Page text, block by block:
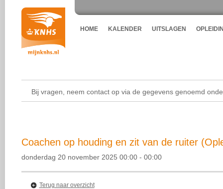
HOME KALENDER UITSLAGEN
Bij vragen, neem contact op via de gegevens genoemd
Coachen op houding en zit van de ruiter
donderdag 20 november 2025 00:00 - 00:00
Terug naar overzicht